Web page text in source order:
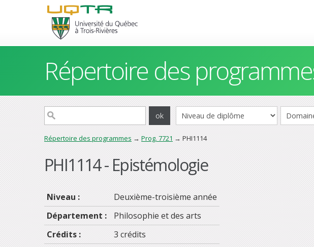
Répertoire des
Répertoire des programmes → Prog. 7721 → PHI1114
PHI1114 - Epistémologie
Niveau :
Deuxième-troisième année
Département :
Philosophie et des arts
Crédits :
3 crédits